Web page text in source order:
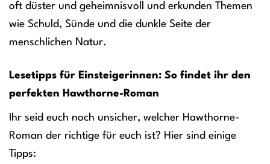
oft düster und geheimnisvoll und erkunden Themen
wie Schuld, Sünde und die dunkle Seite der
menschlichen Natur.
Lesetipps für Einsteigerinnen: So findet ihr den
perfekten Hawthorne-Roman
Ihr seid euch noch unsicher, welcher Hawthorne-
Roman der richtige für euch ist? Hier sind einige
Tipps: